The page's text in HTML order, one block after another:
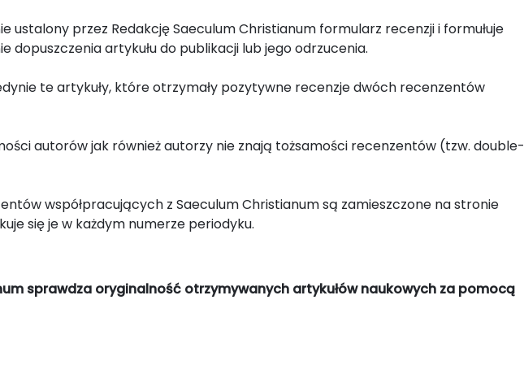
ustalony przez Redakcję Saeculum Christianum formularz recenzji i formułuje
dopuszczenia artykułu do publikacji lub jego odrzucenia.
te artykuły, które otrzymały pozytywne recenzje dwóch recenzentów
autorów jak również autorzy nie znają tożsamości recenzentów (tzw. double-
współpracujących z Saeculum Christianum są zamieszczone na stronie
się je w każdym numerze periodyku.
sprawdza oryginalność otrzymywanych artykułów naukowych za pomocą